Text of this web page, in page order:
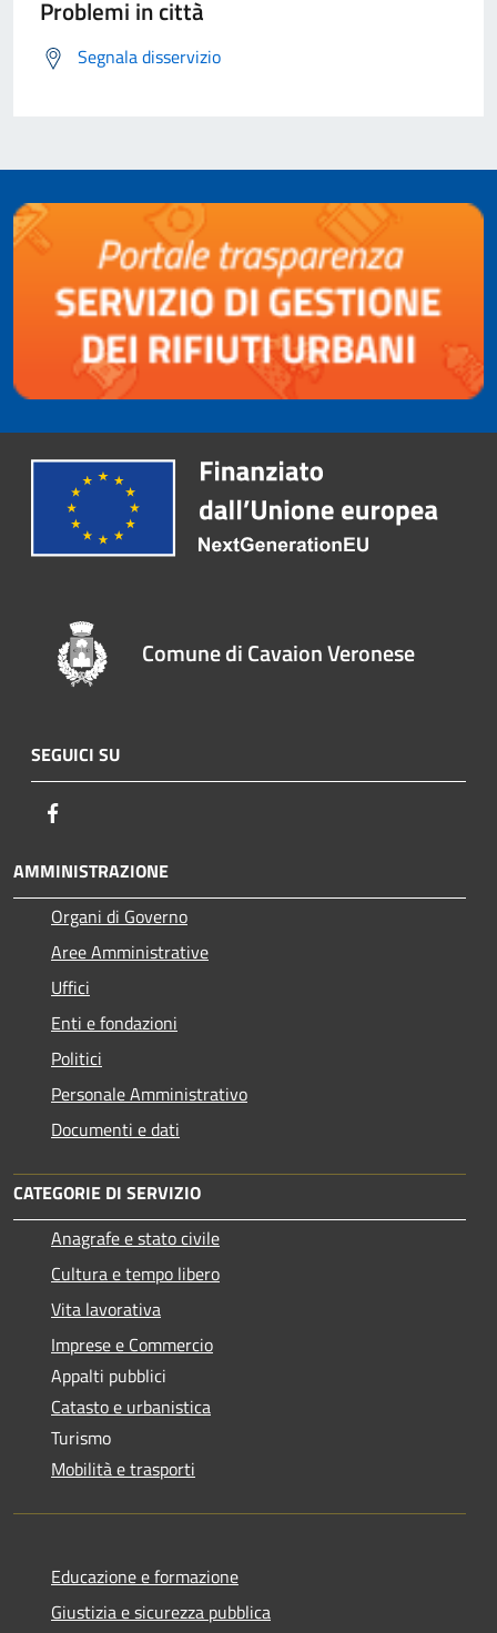
Problemi in città
Segnala disservizio
Comune di Cavaion Veronese
SEGUICI SU
AMMINISTRAZIONE
Organi di Governo
Aree Amministrative
Uffici
Enti e fondazioni
Politici
Personale Amministrativo
Documenti e dati
CATEGORIE DI SERVIZIO
Anagrafe e stato civile
Cultura e tempo libero
Vita lavorativa
Imprese e Commercio
Appalti pubblici
Catasto e urbanistica
Turismo
Mobilità e trasporti
Educazione e formazione
Giustizia e sicurezza pubblica